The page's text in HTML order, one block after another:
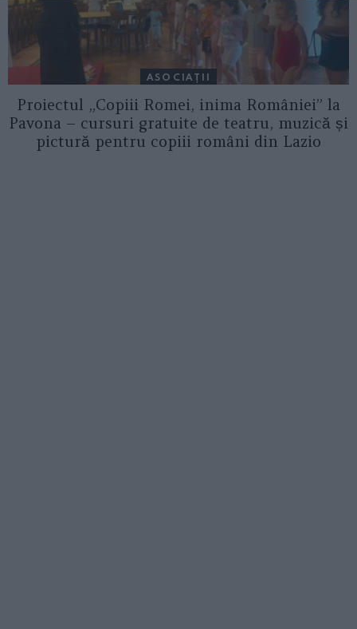
ASOCIAŢII
Proiectul „Copiii Romei, inima României” la
Pavona – cursuri gratuite de teatru, muzică și
pictură pentru copiii români din Lazio